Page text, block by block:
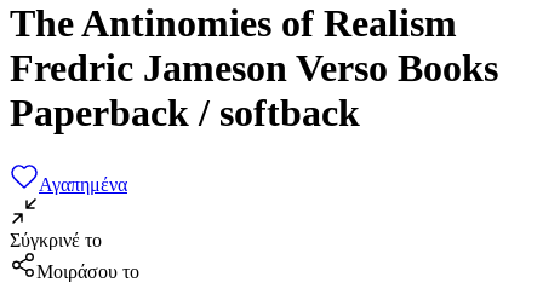
The Antinomies of Realism
Fredric Jameson Verso Books
Paperback / softback
Αγαπημένα
Σύγκρινέ το
Μοιράσου το